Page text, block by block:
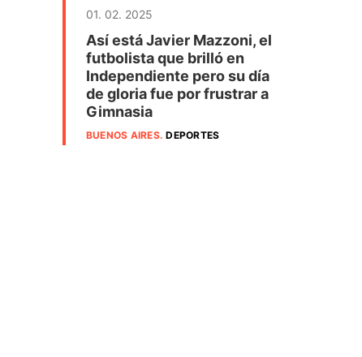
01. 02. 2025
Así está Javier Mazzoni, el
futbolista que brilló en
Independiente pero su día
de gloria fue por frustrar a
Gimnasia
BUENOS AIRES.DEPORTES